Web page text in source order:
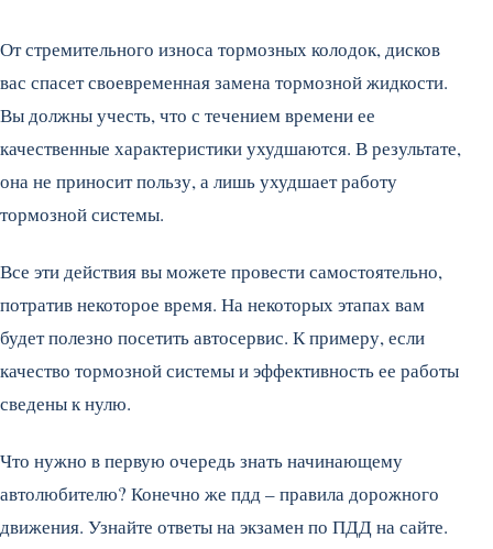
От стремительного износа тормозных колодок, дисков
вас спасет своевременная замена тормозной жидкости.
Вы должны учесть, что с течением времени ее
качественные характеристики ухудшаются. В результате,
она не приносит пользу, а лишь ухудшает работу
тормозной системы.
Все эти действия вы можете провести самостоятельно,
потратив некоторое время. На некоторых этапах вам
будет полезно посетить автосервис. К примеру, если
качество тормозной системы и эффективность ее работы
сведены к нулю.
Что нужно в первую очередь знать начинающему
автолюбителю? Конечно же пдд – правила дорожного
движения. Узнайте ответы на экзамен по ПДД на сайте.